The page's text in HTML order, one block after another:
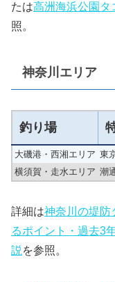
たは高洲海浜公園タ
照。
神奈川エリア
釣り場
大磯港・西湘エリア 東
横須賀・走水エリア 潮
詳細は神奈川の堤防
るポイント・過去3
説 を参照。